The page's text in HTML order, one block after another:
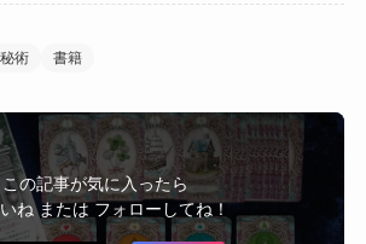
術 書籍
この記事が気に入ったら
ね または フォローしてね！